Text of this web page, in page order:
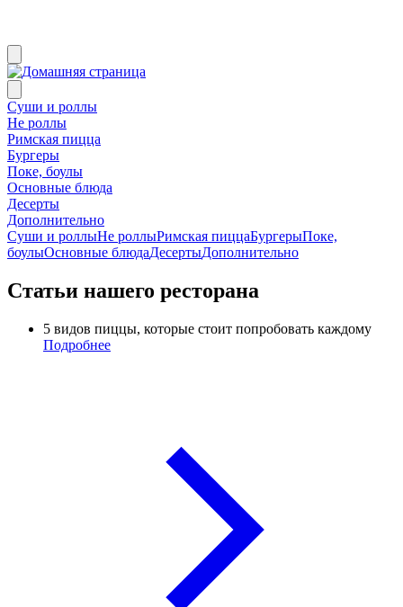
Суши и роллы
Не роллы
Римская пицца
Бургеры
Поке, боулы
Основные блюда
Десерты
Дополнительно
Суши и роллыНе роллыРимская пиццаБургерыПоке,
боулыОсновные блюдаДесертыДополнительно
Статьи нашего ресторана
5 видов пиццы, которые стоит попробовать каждому
Подробнее